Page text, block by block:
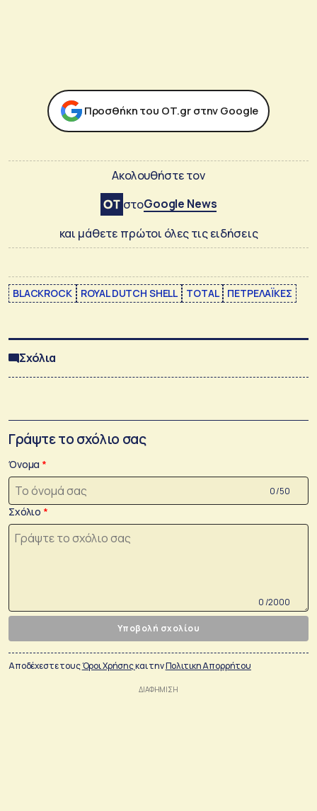
Προσθήκη του ΟΤ.gr στην Google
Ακολουθήστε τον
στοGoogle News
και μάθετε πρώτοι όλες τις ειδήσεις
BLACKROCK ROYAL DUTCH SHELL TOTAL ΠΕΤΡΕΛΑΪΚΕΣ
Σχόλια
Γράψτε το σχόλιο σας
Όνομα
0 /50
Σχόλιο
0 /2000
Υποβολή σχολίου
Αποδέχεστε τουςΌροι Χρήσηςκαι τηνΠολιτικη Απορρήτου